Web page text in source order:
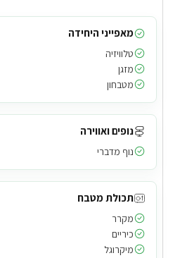
מאפייני היחידה
טלוויזיה
מזגן
מטבחון
נופים ואווירה
נוף מדברי
תכולת מטבח
מקרר
כיריים
מיקרוגל